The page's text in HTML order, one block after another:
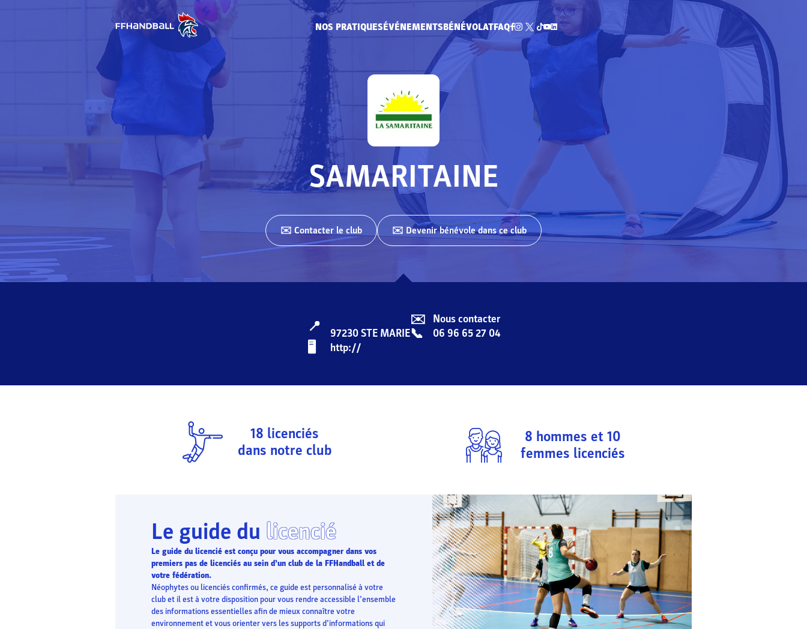
NOS PRATIQUESÉVÉNEMENTSBÉNÉVOLATFAQ
SAMARITAINE
✉️ Contacter le club ✉️ Devenir bénévole dans ce club
📍 97230 STE MARIE
🖥️️️ http://
✉️ Nous contacter
📞 06 96 65 27 04
18 licenciés
dans notre club
8 hommes et 10
femmes licenciés
Le guide du licencié
Le guide du licencié est conçu pour vous accompagner dans vos
premiers pas de licenciés au sein d’un club de la FFHandball et de
votre fédération.
Néophytes ou licenciés confirmés, ce guide est personnalisé à votre
club et il est à votre disposition pour vous rendre accessible l’ensemble
des informations essentielles afin de mieux connaître votre
environnement et vous orienter vers les supports d’informations qui